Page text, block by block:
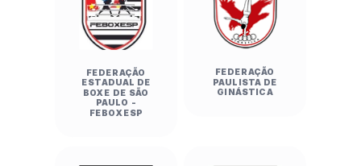
Colégio Amorim Santa Teresa (São
Paulo/Capital) 19 x 15 Colégio Ábaco (São
Bernardo do Campo)
EMEF Profa. Maria Aparecida Araújo (Guarujá)
23 x 8 Emeb Gilberta Vilela Rosa (Restinga)
VOLEIBOL (Ginásio Rodrigão e Ginásio Aloha)
FEDERAÇÃO
ESTADUAL DE
BOXE DE SÃO
PAULO -
FEBOXESP
FEDERAÇÃO
PAULISTA DE
GINÁSTICA